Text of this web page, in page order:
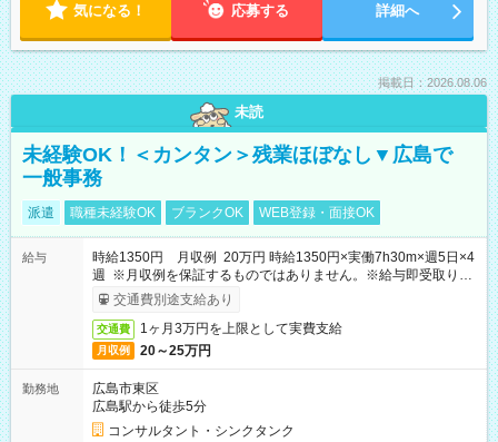
気になる！ 応募する 詳細へ
掲載日：2026.08.06
未読
未経験OK！＜カンタン＞残業ほぼなし▼広島で
一般事務
派遣 職種未経験OK ブランクOK WEB登録・面接OK
給与
時給1350円 月収例 20万円 時給1350円×実働7h30m×週5日×4
週 ※月収例を保証するものではありません。※給与即受取りサ
ービス利用可（利用条件有）
交通費別途支給あり
交通費 1ヶ月3万円を上限として実費支給
月収例 20～25万円
勤務地
広島市東区
広島駅から徒歩5分
コンサルタント・シンクタンク